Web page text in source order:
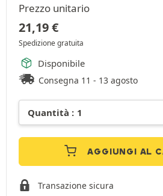
Prezzo unitario
21,19€
Spedizione gratuita
Disponibile
Consegna 11 - 13 agosto
Transazione sicura